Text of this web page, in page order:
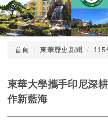
首頁 東華歷史新聞 115
東華大學攜手印尼深
作新藍海